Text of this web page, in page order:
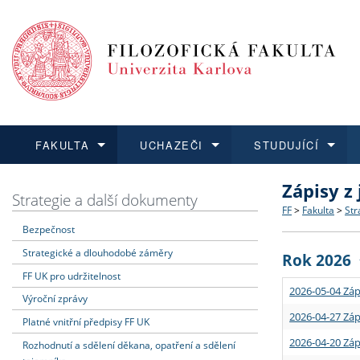
FAKULTA
Dozvědět se více
Struktura
Strategie
Podpora
UCHAZEČI
Podat přihlášku
Co
Učitelské
STUDUJÍCÍ
Dozvědět se více
Rigorózní
Dozvědět se více
O vědě a
Granty a
Dozvědět se více
Aktuální
Strategie a další dokumenty
Bezpečnost
Strategické a dlouhodobé záměry
FF UK pro udržitelnost
Výroční zprávy
Platné vnitřní předpisy FF UK
Rozhodnutí a sdělení děkana, opatření a sdělení
Zápisy
FF > Fakulta >
Rok 2026
2026-05-04
2026-04-27
2026-04-20